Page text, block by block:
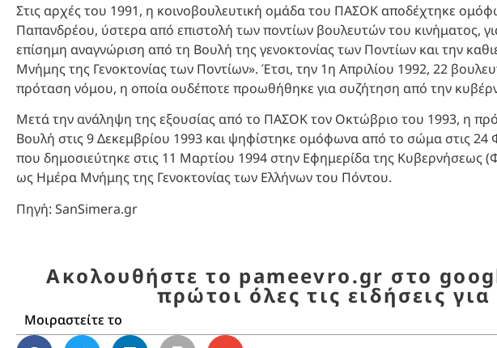
Στις αρχές του 1991, η κοινοβουλευτική ομάδα του ΠΑΣΟΚ αποδέχτηκε
Παπανδρέου, ύστερα από επιστολή των ποντίων βουλευτών του κινήματος,
επίσημη αναγνώριση από τη Βουλή της γενοκτονίας των Ποντίων και την
Μνήμης της Γενοκτονίας των Ποντίων». Έτσι, την 1η Απριλίου 1992, 22
πρόταση νόμου, η οποία ουδέποτε προωθήθηκε για συζήτηση από την
Μετά την ανάληψη της εξουσίας από το ΠΑΣΟΚ τον Οκτώβριο του 1993, η
Βουλή στις 9 Δεκεμβρίου 1993 και ψηφίστηκε ομόφωνα από το σώμα στις
που δημοσιεύτηκε στις 11 Μαρτίου 1994 στην Εφημερίδα της Κυβερνήσεως
ως Ημέρα Μνήμης της Γενοκτονίας των Ελλήνων του Πόντου.
Πηγή: SanSimera.gr
Ακολουθήστε το pameevro.gr στο
πρώτοι όλες τις ειδήσεις
Μοιραστείτε το